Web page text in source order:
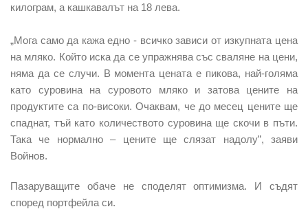
килограм, а кашкавалът на 18 лева.
„Мога само да кажа едно - всичко зависи от изкупната цена
на мляко. Който иска да се упражнява със сваляне на цени,
няма да се случи. В момента цената е пикова, най-голяма
като суровина на суровото мляко и затова цените на
продуктите са по-високи. Очаквам, че до месец цените ще
спаднат, тъй като количеството суровина ще скочи в пъти.
Така че нормално – цените ще слязат надолу”, заяви
Войнов.
Пазаруващите обаче не споделят оптимизма. И съдят
според портфейла си.